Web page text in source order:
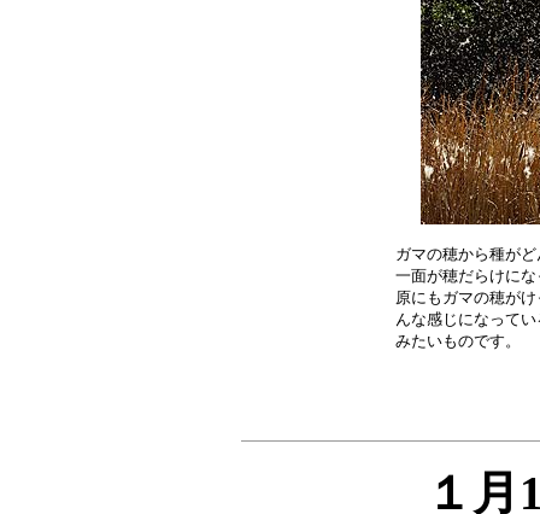
ガマの穂から種が
一面が穂だらけに
原にもガマの穂が
んな感じになって
１月